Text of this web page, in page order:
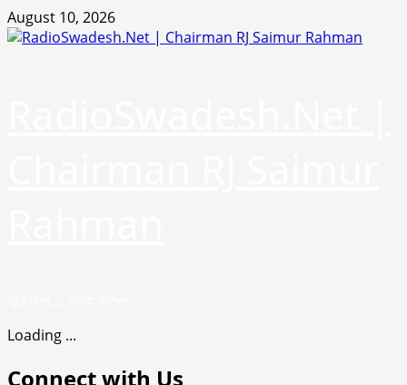
Skip
to
August 10, 2026
Loading ...
Connect with Us